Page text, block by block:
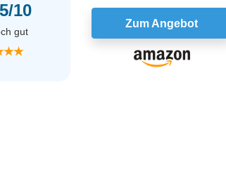
10
gut
Zum Angebot